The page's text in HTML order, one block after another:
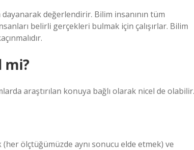
değerlendirir. Bilim insanının tüm
belirli gerçekleri bulmak için çalışırlar. Bilim
mi?
araştırılan konuya bağlı olarak nicel de olabilir.
ölçtüğümüzde aynı sonucu elde etmek) ve